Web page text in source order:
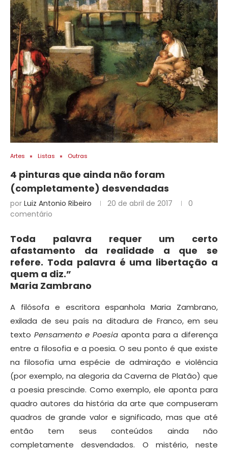
Artes Listas Outras
4 pinturas que ainda não foram
(completamente) desvendadas
por Luiz Antonio Ribeiro 20 de abril de 2017
0
comentário
Toda palavra requer um certo
afastamento da realidade a que se
refere. Toda palavra é uma libertação a
quem a diz.”
Maria Zambrano
A filósofa e escritora espanhola Maria Zambrano,
exilada de seu país na ditadura de Franco, em seu
texto Pensamento e Poesia aponta para a diferença
entre a filosofia e a poesia. O seu ponto é que existe
na filosofia uma espécie de admiração e violência
(por exemplo, na alegoria da Caverna de Platão) que
a poesia prescinde. Como exemplo, ele aponta para
quadro autores da história da arte que compuseram
quadros de grande valor e significado, mas que até
então tem seus conteúdos ainda não
completamente desvendados. O mistério, neste